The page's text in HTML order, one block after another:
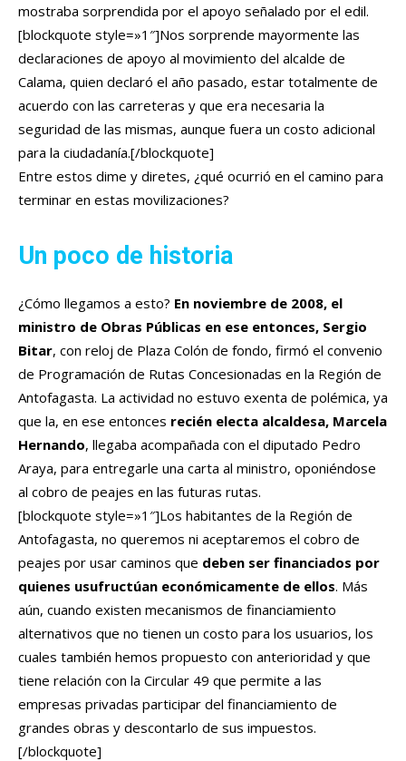
mostraba sorprendida por el apoyo señalado por el edil.
[blockquote style=»1″]Nos sorprende mayormente las
declaraciones de apoyo al movimiento del alcalde de
Calama, quien declaró el año pasado, estar totalmente de
acuerdo con las carreteras y que era necesaria la
seguridad de las mismas, aunque fuera un costo adicional
para la ciudadanía.[/blockquote]
Entre estos dime y diretes, ¿qué ocurrió en el camino para
terminar en estas movilizaciones?
Un poco de historia
¿Cómo llegamos a esto? En noviembre de 2008, el
ministro de Obras Públicas en ese entonces, Sergio
Bitar, con reloj de Plaza Colón de fondo, firmó el convenio
de Programación de Rutas Concesionadas en la Región de
Antofagasta. La actividad no estuvo exenta de polémica, ya
que la, en ese entonces recién electa alcaldesa, Marcela
Hernando, llegaba acompañada con el diputado Pedro
Araya, para entregarle una carta al ministro, oponiéndose
al cobro de peajes en las futuras rutas.
[blockquote style=»1″]Los habitantes de la Región de
Antofagasta, no queremos ni aceptaremos el cobro de
peajes por usar caminos que deben ser financiados por
quienes usufructúan económicamente de ellos. Más
aún, cuando existen mecanismos de financiamiento
alternativos que no tienen un costo para los usuarios, los
cuales también hemos propuesto con anterioridad y que
tiene relación con la Circular 49 que permite a las
empresas privadas participar del financiamiento de
grandes obras y descontarlo de sus impuestos.
[/blockquote]